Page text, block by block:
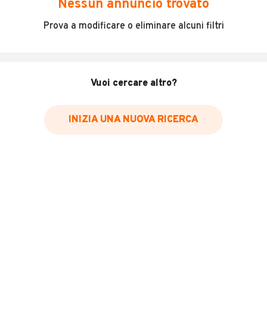
Incidenti in cui è stato coinvolto il veicolo
Data e luogo delle revisioni effettuate
Inserisci il numero di targa per verificare la disponibilità
Nessun annuncio trovato
Prova a modificare o eliminare alcuni filtri
Vuoi cercare altro?
INIZIA UNA NUOVA RICERCA